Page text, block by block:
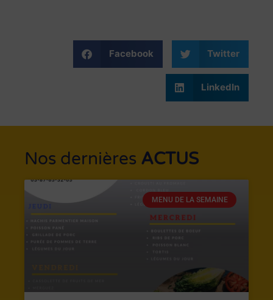
Facebook Twitter
LinkedIn
Nos dernières ACTUS
MENU DE LA SEMAINE